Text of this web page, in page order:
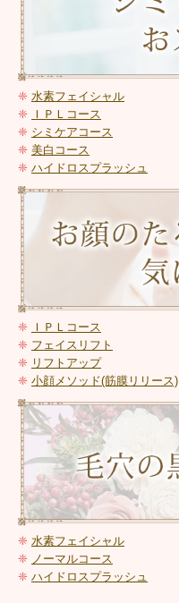
❈ 水素フェイシャル
❈
ＩＰＬコース
❈ シミケアコース
❈ 美白コース
❈ ハイドロスプラッシュ
❈
ＩＰＬコース
❈ フェイスリフト
❈ リフトアップ
❈ 小顔メソッド(筋膜リリース)
❈ 水素フェイシャル
❈ ノーマルコース
❈ ハイドロスプラッシュ